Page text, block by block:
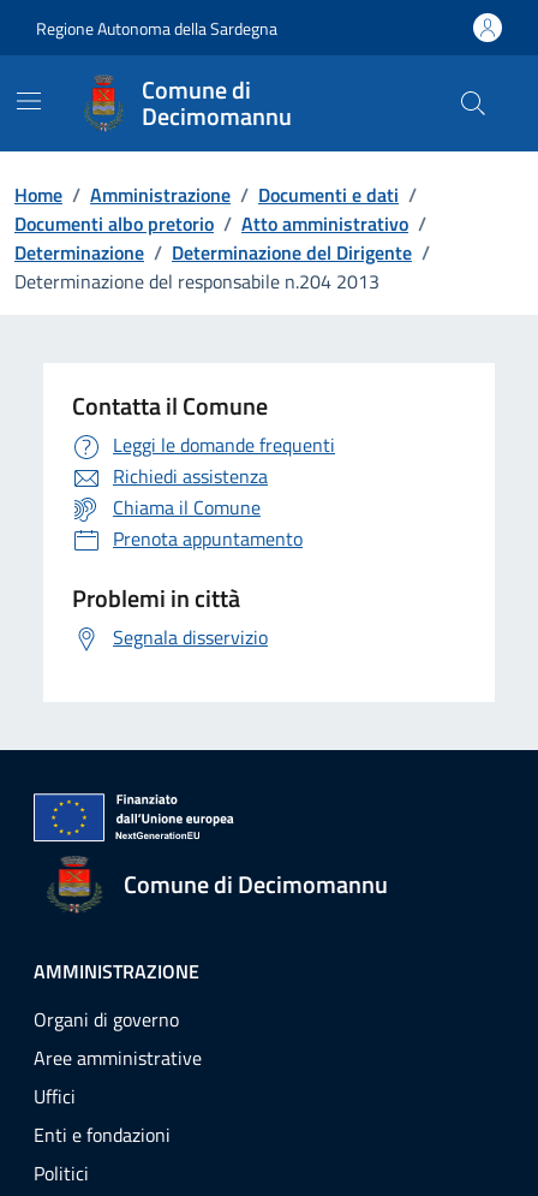
Regione Autonoma della Sardegna
Comune di
Decimomannu
Home / Amministrazione / Documenti e dati /
Documenti albo pretorio / Atto amministrativo /
Determinazione / Determinazione del Dirigente /
Determinazione del responsabile n.204 2013
Contatta il Comune
Leggi le domande frequenti
Richiedi assistenza
Chiama il Comune
Prenota appuntamento
Problemi in città
Segnala disservizio
Comune di Decimomannu
AMMINISTRAZIONE
Organi di governo
Aree amministrative
Uffici
Enti e fondazioni
Politici